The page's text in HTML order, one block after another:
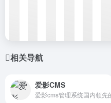
相关导航
爱影CMS
爱影cms管理系统国内领